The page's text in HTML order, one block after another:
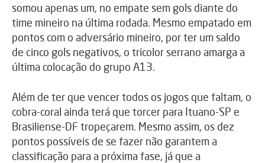
somou apenas um, no empate sem gols diante do
time mineiro na última rodada. Mesmo empatado em
pontos com o adversário mineiro, por ter um saldo
de cinco gols negativos, o tricolor serrano amarga a
última colocação do grupo A13.
Além de ter que vencer todos os jogos que faltam, o
cobra-coral ainda terá que torcer para Ituano-SP e
Brasiliense-DF tropeçarem. Mesmo assim, os dez
pontos possíveis de se fazer não garantem a
classificação para a próxima fase, já que a